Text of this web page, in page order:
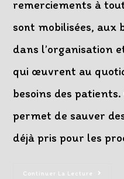
remerciements à
sont mobilisées, aux
dans l’organisation
qui œuvrent au
besoins des
permet de sauver
déjà pris pour les
Continuer La Lecture
Une